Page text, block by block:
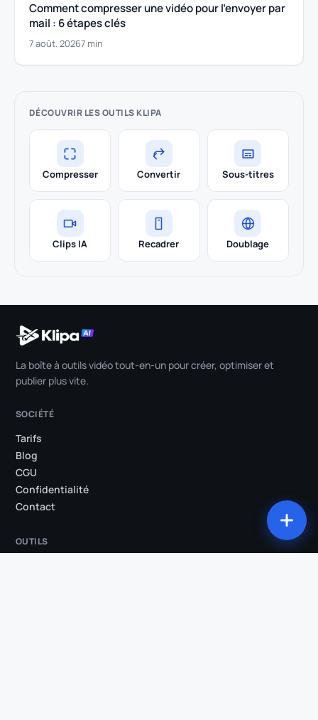
Comment compresser une vidéo pour l’envoyer par
mail : 6 étapes clés
7 août. 20267 min
DÉCOUVRIR LES OUTILS KLIPA
Compresser Convertir Sous-titres
Clips IA Recadrer Doublage
La boîte à outils vidéo tout-en-un pour créer, optimiser et
publier plus vite.
SOCIÉTÉ
Tarifs
Blog
CGU
Confidentialité
Contact
OUTILS